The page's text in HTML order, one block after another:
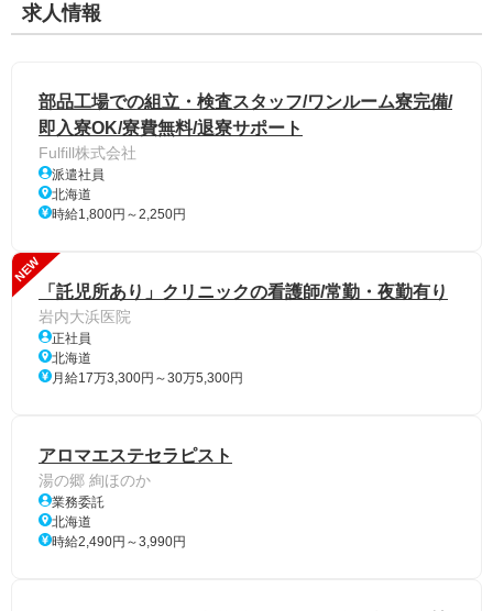
求人情報
部品工場での組立・検査スタッフ/ワンルーム寮完備/
即入寮OK/寮費無料/退寮サポート
Fulfill株式会社
派遣社員
北海道
時給1,800円～2,250円
NEW
「託児所あり」クリニックの看護師/常勤・夜勤有り
岩内大浜医院
正社員
北海道
月給17万3,300円～30万5,300円
アロマエステセラピスト
湯の郷 絢ほのか
業務委託
北海道
時給2,490円～3,990円